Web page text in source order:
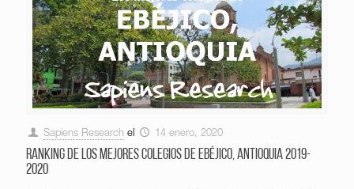
Sapiens Research el 14 enero, 2020
Ranking de los mejores colegios de Ebéjico, Antioquia 2019-
2020